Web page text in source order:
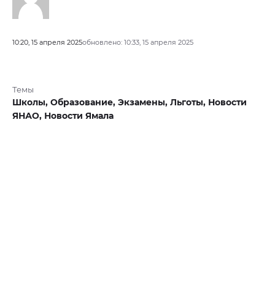
10:20, 15 апреля 2025обновлено: 10:33, 15 апреля 2025
Темы
Школы, Образование, Экзамены, Льготы, Новости
ЯНАО, Новости Ямала